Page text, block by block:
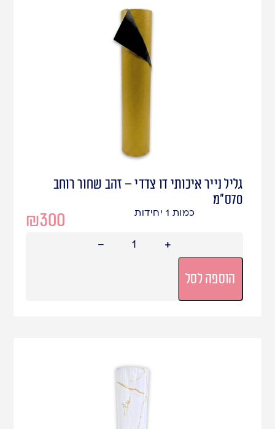
גליל נייר איכותי דו צדדי – זהב שחור רוחב
70ס"מ
₪300 כמות 1 יחידות
הוספה לסל